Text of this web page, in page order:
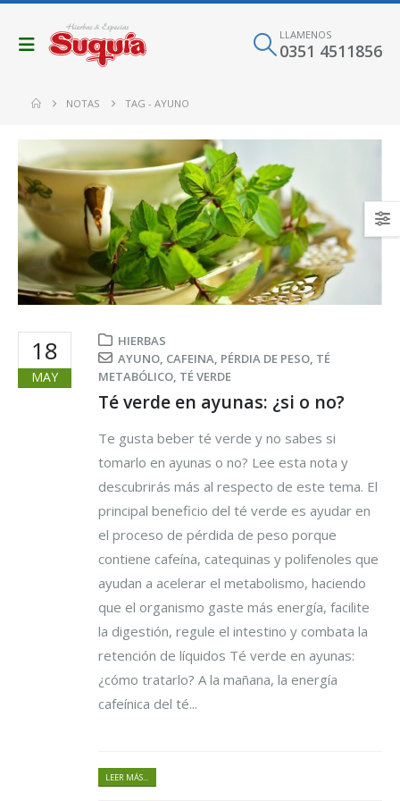
LLAMENOS
0351 4511856
NOTAS TAG -AYUNO
18
MAY
HIERBAS
AYUNO, CAFEINA, PÉRDIA DE PESO, TÉ
METABÓLICO, TÉ VERDE
Té verde en ayunas: ¿si o no?
Te gusta beber té verde y no sabes si
tomarlo en ayunas o no? Lee esta nota y
descubrirás más al respecto de este tema. El
principal beneficio del té verde es ayudar en
el proceso de pérdida de peso porque
contiene cafeína, catequinas y polifenoles que
ayudan a acelerar el metabolismo, haciendo
que el organismo gaste más energía, facilite
la digestión, regule el intestino y combata la
retención de líquidos Té verde en ayunas:
¿cómo tratarlo? A la mañana, la energía
cafeínica del té...
LEER MÁS...